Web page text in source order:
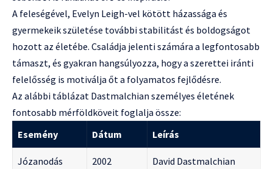
A feleségével, Evelyn Leigh-vel kötött házassága és
gyermekeik születése további stabilitást és boldogságot
hozott az életébe. Családja jelenti számára a legfontosabb
támaszt, és gyakran hangsúlyozza, hogy a szerettei iránti
felelősség is motiválja őt a folyamatos fejlődésre.
Az alábbi táblázat Dastmalchian személyes életének
fontosabb mérföldköveit foglalja össze:
Esemény
Dátum Leírás
Józanodás
2002
David Dastmalchian